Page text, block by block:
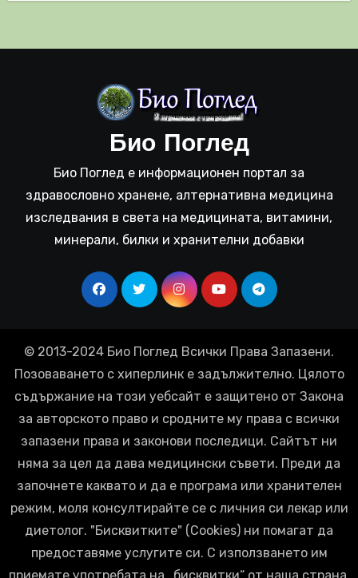
Био Поглед
Био Поглед е информационен портал за
здравословно хранене, алтернативна медицина
изследвания в света на медицината, витамини,
минерали, билки и хранителни добавки
© 2013-2024 Био Поглед Всички Права Запазени.
Позоваването с хиперлинк е задължително. Цялото
съдържание на този уебсайт е защитено от Закона
за авторското право и сродните му права с всички
запазени права и законови последици. Сайтът ни
няма за цел да дава медицински съвети. Преди да
започнете каквато и да е програма или хранителен
режим, моля консултирайте се с личния си лекар или
диетолог. "Бисквитките" (Cookies) ни помагат да
предоставяме услугите си. С използването им
приемате употребата на „бисквитки“ от наша страна.